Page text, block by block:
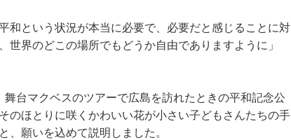
和という状況が本当に必要で、必要だと感じることに対
世界のどこの場所でもどうか自由でありますように」
台マクベスのツアーで広島を訪れたときの平和記念公
のほとりに咲くかわいい花が小さい子どもさんたちの手
、願いを込めて説明しました。